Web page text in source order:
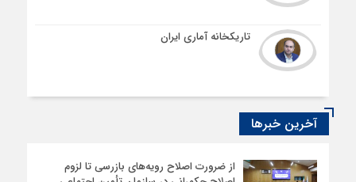
تاریکخانه آماری ایران
آخرین خبرها
از ضرورت اصلاح رویه‌های بازرسی تا لزوم